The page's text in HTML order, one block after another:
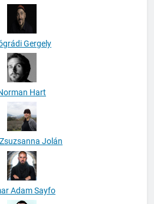
Gergely
Hart
Jolán
Adam Sayfo